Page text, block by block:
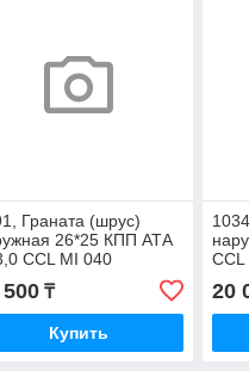
Граната (шрус)
26*25 КПП АТА
CCL MI 040
₸
Купить
CCL
20